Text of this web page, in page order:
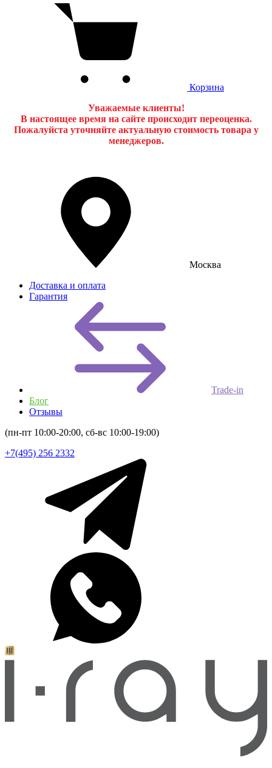
Корзина
Уважаемые клиенты!
В настоящее время на сайте происходит переоценка.
Пожалуйста уточняйте актуальную стоимость товара у
менеджеров.
Москва
Доставка и оплата
Гарантия
Trade-in
Блог
Отзывы
(пн-пт 10:00-20:00, сб-вс 10:00-19:00)
+7(495) 256 2332